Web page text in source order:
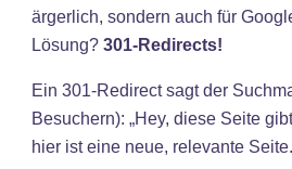
ärgerlich, sondern auch für
Lösung? 301-Redirects!
Ein 301-Redirect sagt der
Besuchern): „Hey, diese Seite
hier ist eine neue, relevante